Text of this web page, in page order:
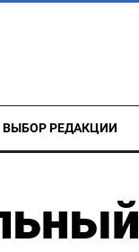
ВЫБОР РЕДАКЦИИ